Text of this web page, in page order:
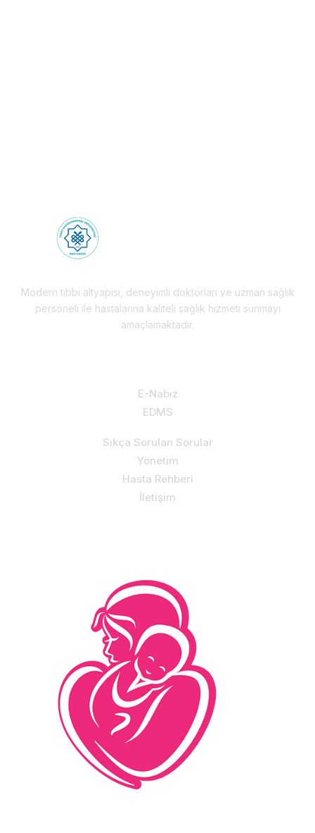
Modern tıbbi altyapısı, deneyimli doktorları ve uzman sağlık
personeli ile hastalarına kaliteli sağlık hizmeti sunmayı
amaçlamaktadır.
E-Nabız
EDMS
Sıkça Sorulan Sorular
Yönetim
Hasta Rehberi
İletişim